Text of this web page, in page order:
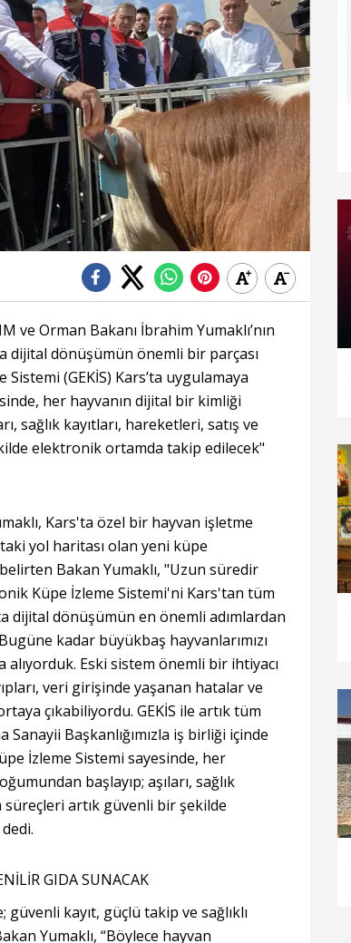
ve Orman Bakanı İbrahim Yumaklı’nın
dijital dönüşümün önemli bir parçası
(GEKİS) Kars’ta uygulamaya
her hayvanın dijital bir kimliği
sağlık kayıtları, hareketleri, satış ve
elektronik ortamda takip edilecek"
Kars'ta özel bir hayvan işletme
yol haritası olan yeni küpe
Bakan Yumaklı, "Uzun süredir
Küpe İzleme Sistemi'ni Kars'tan tüm
dijital dönüşümün en önemli adımlardan
kadar büyükbaş hayvanlarımızı
Eski sistem önemli bir ihtiyacı
veri girişinde yaşanan hatalar ve
çıkabiliyordu. GEKİS ile artık tüm
Sanayii Başkanlığımızla iş birliği içinde
İzleme Sistemi sayesinde, her
başlayıp; aşıları, sağlık
süreçleri artık güvenli bir şekilde
GIDA SUNACAK
kayıt, güçlü takip ve sağlıklı
Yumaklı, “Böylece hayvan